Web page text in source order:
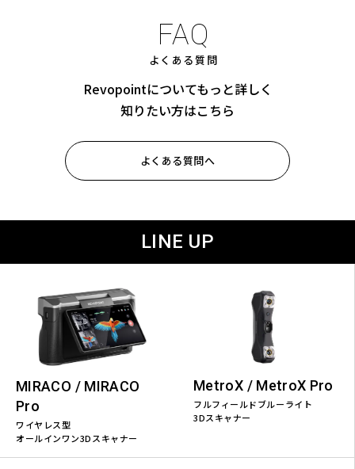
FAQ
よくある質問
Revopointについてもっと詳しく
知りたい方はこちら
よくある質問へ
LINE UP
MIRACO / MIRACO
Pro
ワイヤレス型
オールインワン3Dスキャナー
MetroX / MetroX Pro
フルフィールドブルーライト
3Dスキャナー